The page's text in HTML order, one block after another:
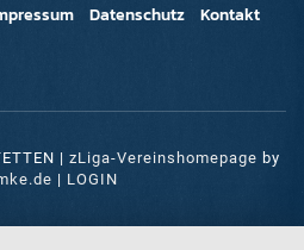
Datenschutz Kontakt
| zLiga-Vereinshomepage by
| LOGIN